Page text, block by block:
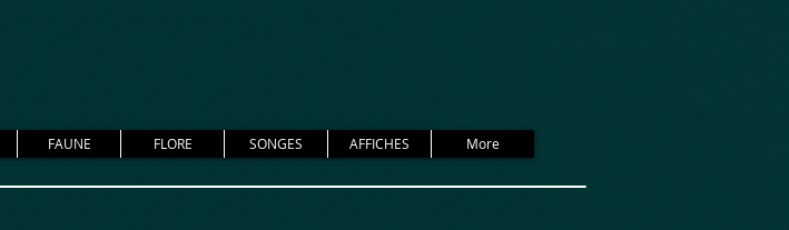
FAUNE FLORE SONGES AFFICHES More